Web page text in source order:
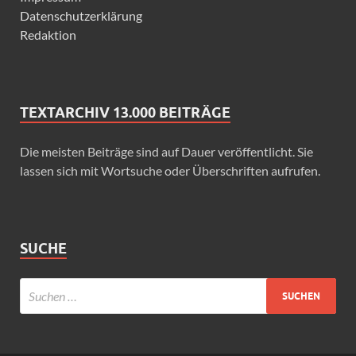
Datenschutzerklärung
Redaktion
TEXTARCHIV 13.000 BEITRÄGE
Die meisten Beiträge sind auf Dauer veröffentlicht. Sie
lassen sich mit Wortsuche oder Überschriften aufrufen.
SUCHE